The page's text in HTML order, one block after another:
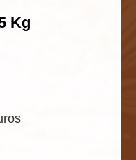
Kg